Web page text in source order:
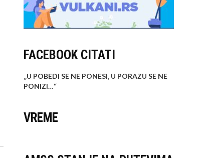
FACEBOOK CITATI
„U POBEDI SE NE PONESI, U PORAZU SE NE
PONIZI…“
VREME